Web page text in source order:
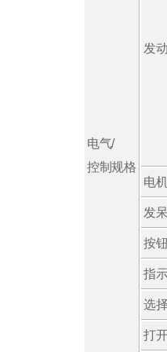
电气/
控制规格
发
电
发
按
指
选
打